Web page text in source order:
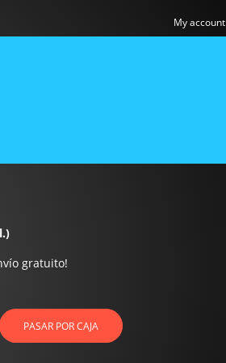
My account
gratuito!
PASAR POR CAJA